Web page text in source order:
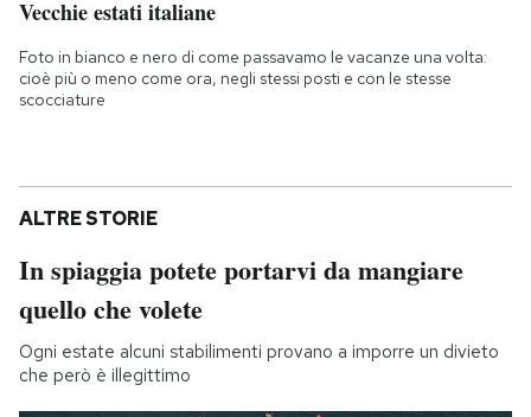
Vecchie estati italiane
Foto in bianco e nero di come passavamo le vacanze una volta:
cioè più o meno come ora, negli stessi posti e con le stesse
scocciature
ALTRE STORIE
In spiaggia potete portarvi da mangiare
quello che volete
Ogni estate alcuni stabilimenti provano a imporre un divieto
che però è illegittimo